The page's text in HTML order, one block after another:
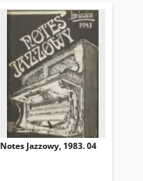
Notes Jazzowy, 1983. 04